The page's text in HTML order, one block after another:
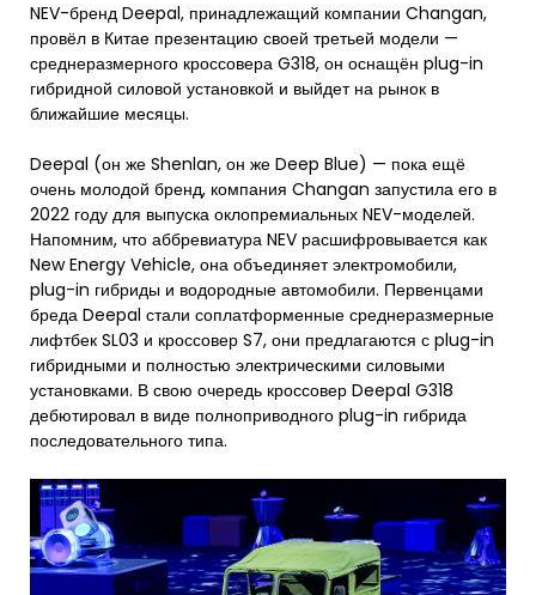
NEV-бренд Deepal, принадлежащий компании Changan,
провёл в Китае презентацию своей третьей модели —
среднеразмерного кроссовера G318, он оснащён plug-in
гибридной силовой установкой и выйдет на рынок в
ближайшие месяцы.
Deepal (он же Shenlan, он же Deep Blue) — пока ещё
очень молодой бренд, компания Changan запустила его в
2022 году для выпуска оклопремиальных NEV-моделей.
Напомним, что аббревиатура NEV расшифровывается как
New Energy Vehicle, она объединяет электромобили,
plug-in гибриды и водородные автомобили. Первенцами
бреда Deepal стали соплатформенные среднеразмерные
лифтбек SL03 и кроссовер S7, они предлагаются с plug-in
гибридными и полностью электрическими силовыми
установками. В свою очередь кроссовер Deepal G318
дебютировал в виде полноприводного plug-in гибрида
последовательного типа.